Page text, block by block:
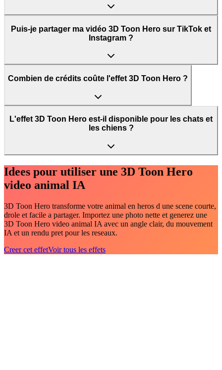
Puis-je partager ma vidéo 3D Toon Hero sur TikTok et
Instagram ?
Combien de crédits coûte l'effet 3D Toon Hero ?
L'effet 3D Toon Hero est-il disponible pour les chats et
les chiens ?
Idees pour utiliser une 3D Toon Hero
video animal IA
3D Toon Hero transforme votre animal en heros d une scene courte,
drole et facile a partager. Importez une photo nette et generez une
3D Toon Hero video animal IA avec un angle clair, du mouvement
IA et un rendu pret pour les reseaux.
Creer cet effetVoir tous les effets